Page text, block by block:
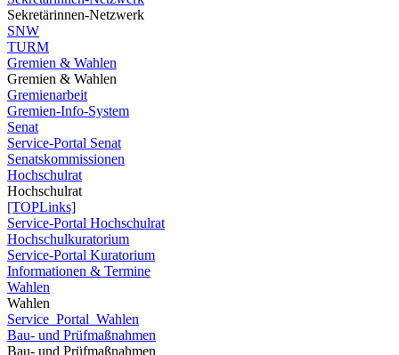
Sekretärinnen-Netzwerk
SNW
TURM
Gremien & Wahlen
Gremien & Wahlen
Gremienarbeit
Gremien-Info-System
Senat
Service-Portal Senat
Senatskommissionen
Hochschulrat
Hochschulrat
[TOPLinks]
Service-Portal Hochschulrat
Hochschulkuratorium
Service-Portal Kuratorium
Informationen & Termine
Wahlen
Wahlen
Service_Portal_Wahlen
Bau- und Prüfmaßnahmen
Bau- und Prüfmaßnahmen